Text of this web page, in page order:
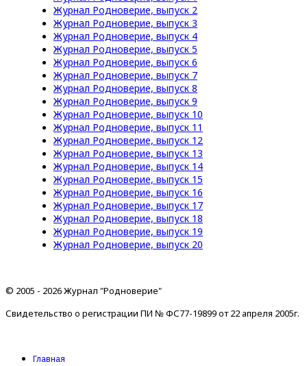
Журнал Родноверие, выпуск 2
Журнал Родноверие, выпуск 3
Журнал Родноверие, выпуск 4
Журнал Родноверие, выпуск 5
Журнал Родноверие, выпуск 6
Журнал Родноверие, выпуск 7
Журнал Родноверие, выпуск 8
Журнал Родноверие, выпуск 9
Журнал Родноверие, выпуск 10
Журнал Родноверие, выпуск 11
Журнал Родноверие, выпуск 12
Журнал Родноверие, выпуск 13
Журнал Родноверие, выпуск 14
Журнал Родноверие, выпуск 15
Журнал Родноверие, выпуск 16
Журнал Родноверие, выпуск 17
Журнал Родноверие, выпуск 18
Журнал Родноверие, выпуск 19
Журнал Родноверие, выпуск 20
© 2005 - 2026 Журнал "Родноверие"
Свидетельство о регистрации ПИ № ФС77-19899 от 22 апреля 2005г.
Главная